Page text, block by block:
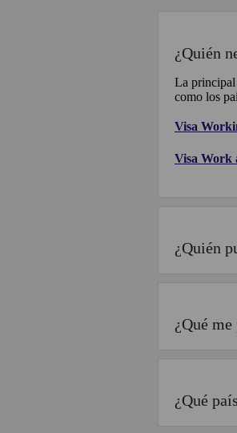
¿Quién
La principal
como los
Visa
Visa Work
¿Quién
¿Qué
¿Qué